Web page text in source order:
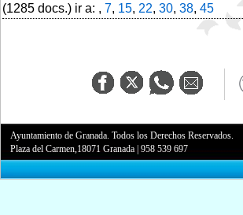
(1285 docs.) ir a: , 7, 15, 22, 30, 38, 45
Ayuntamiento de Granada. Todos los Derechos Reservados.
Plaza del Carmen,18071 Granada |958 539 697